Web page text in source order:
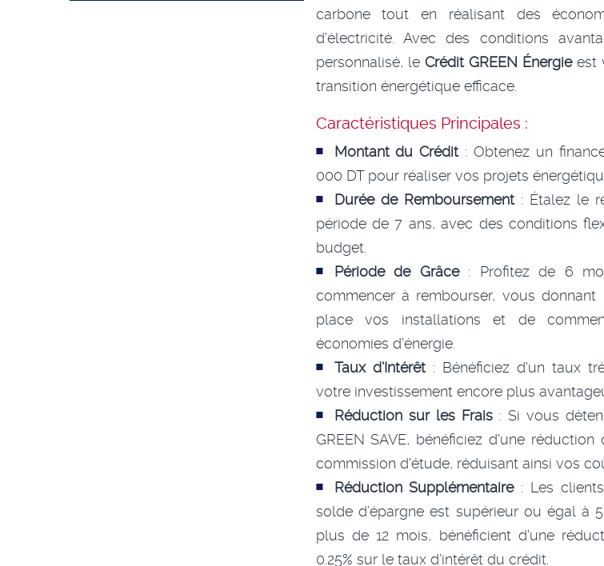
carbone tout en réalisant des
d’électricité. Avec des conditions
personnalisé, le Crédit GREEN Énergieest
transition énergétique efficace.
Caractéristiques Principales :
Montant du Crédit: Obtenez un
000 DT pour réaliser vos projets
Durée de Remboursement: Étalez le
période de 7 ans, avec des conditions
budget.
Période de Grâce: Profitez de 6
commencer à rembourser, vous
place vos installations et de
économies d'énergie.
Taux d’Intérêt: Bénéficiez d'un taux
votre investissement encore plus
Réduction sur les Frais: Si vous
GREEN SAVE, bénéficiez d'une
commission d'étude, réduisant ainsi vos
Réduction Supplémentaire: Les clients
solde d’épargne est supérieur ou égal à
plus de 12 mois, bénéficient d'une
0.25% sur le taux d’intérêt du crédit.